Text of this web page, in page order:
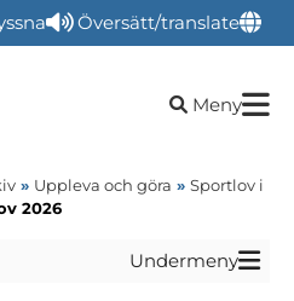
Översätt/translate
Öppna
Meny
» Uppleva och göra » Sportlov i
2026
Undermeny